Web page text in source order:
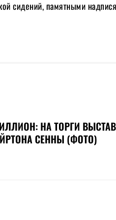
сидений, памятными
НА ТОРГИ
СЕННЫ (ФОТО)